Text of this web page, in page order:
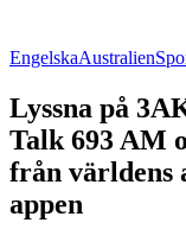
EngelskaAustralien
Lyssna på
Talk 693 AM
från världens
appen